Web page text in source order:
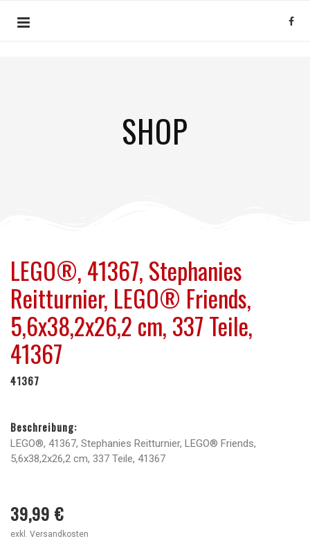
SHOP
LEGO®, 41367, Stephanies
Reitturnier, LEGO® Friends,
5,6x38,2x26,2 cm, 337 Teile,
41367
41367
Beschreibung:
LEGO®, 41367, Stephanies Reitturnier, LEGO® Friends,
5,6x38,2x26,2 cm, 337 Teile, 41367
39,99 €
exkl. Versandkosten